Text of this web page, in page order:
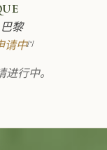
黎
请中[*]
行中。